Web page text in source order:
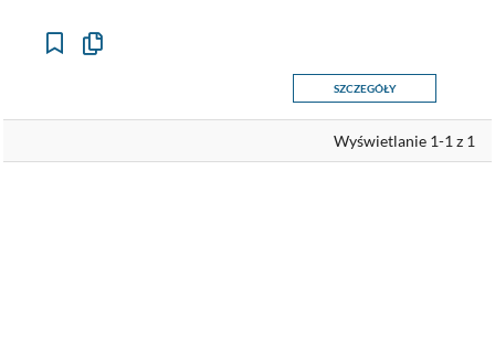
Kopiuj
SZCZEGÓŁY
Wyświetlanie 1-1 z 1